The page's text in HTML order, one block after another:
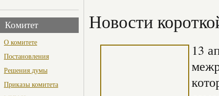
Комитет
О комитете
Постановления
Решения думы
Приказы комитета
Новости
13